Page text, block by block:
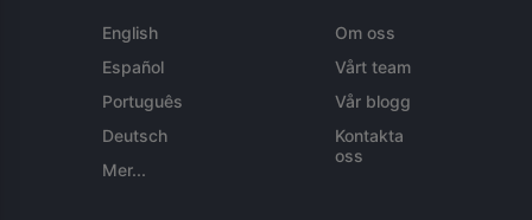
English
Español
Português
Deutsch
Mer...
Om oss
Vårt team
Vår blogg
Kontakta
oss